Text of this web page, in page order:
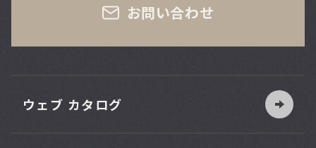
お問い合わせ
ウェブ カタログ